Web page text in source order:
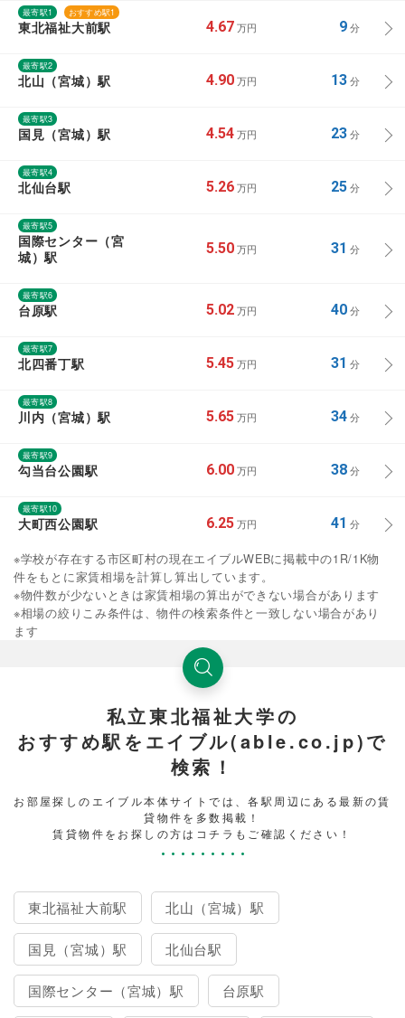
最寄駅1 おすすめ駅1
東北福祉大前駅 4.67 万円 9分
最寄駅2
北山（宮城）駅 4.90 万円 13分
最寄駅3
国見（宮城）駅 4.54 万円 23分
最寄駅4
北仙台駅 5.26 万円 25分
最寄駅5
国際センター（宮
城）駅
5.50 万円 31 分
最寄駅6
台原駅 5.02 万円 40分
最寄駅7
北四番丁駅 5.45 万円 31 分
最寄駅8
川内（宮城）駅 5.65 万円 34分
最寄駅9
勾当台公園駅 6.00 万円 38分
最寄駅10
大町西公園駅 6.25 万円 41 分
※学校が存在する市区町村の現在エイブルWEBに掲載中の1R/1K物
件をもとに家賃相場を計算し算出しています。
※物件数が少ないときは家賃相場の算出ができない場合があります
※相場の絞りこみ条件は、物件の検索条件と一致しない場合があり
ます
私立東北福祉大学の
おすすめ駅をエイブル(able.co.jp)で
検索！
お部屋探しのエイブル本体サイトでは、各駅周辺にある最新の賃
貸物件を多数掲載！
賃貸物件をお探しの方はコチラもご確認ください！
東北福祉大前駅 北山（宮城）駅
国見（宮城）駅 北仙台駅
国際センター（宮城）駅 台原駅